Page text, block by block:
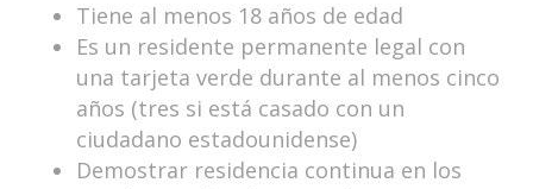
Tiene al menos 18 años de edad
Es un residente permanente legal con
una tarjeta verde durante al menos cinco
años (tres si está casado con un
ciudadano estadounidense)
Demostrar residencia continua en los